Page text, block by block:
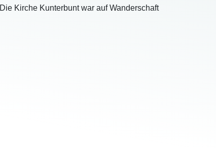
Die Kirche Kunterbunt war auf Wanderschaft